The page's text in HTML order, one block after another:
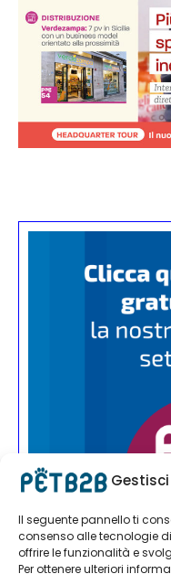
Il seguente pannello ti
consenso alle tecnologie
offrire le funzionalità e
Per ottenere ulteriori